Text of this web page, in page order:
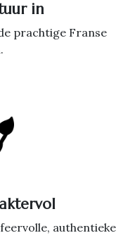
in
prachtige Franse
authentieke